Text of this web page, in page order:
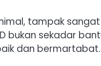
tampak
bukan sekadar
dan bermartabat.